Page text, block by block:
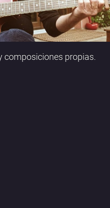
composiciones propias.